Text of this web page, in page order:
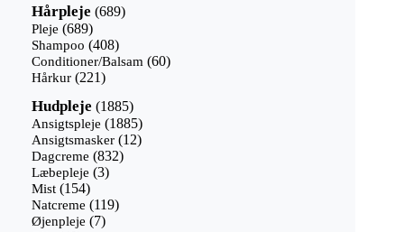
Hårpleje 689689
Pleje 689689
varer
Shampoo 408408
varer
Conditioner/Balsam 6060
Hårkur 221221
Hudpleje 18851885
varer
Ansigtspleje 18851885
varer
Ansigtsmasker 1212
Dagcreme 832832
Læbepleje 33
Mist 154154
varer
Natcreme 119119
Øjenpleje 77